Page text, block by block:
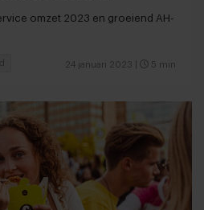
omzet 2023 en groeiend AH-
24 januari 2023 5 min